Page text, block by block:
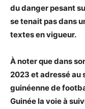
du danger pesant
se tenait pas dans
textes en vigueur.
À noter que dans
2023 et adressé au
guinéenne de
Guinée la voie à